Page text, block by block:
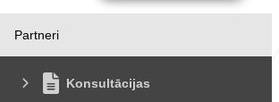
Partneri
Konsultācijas